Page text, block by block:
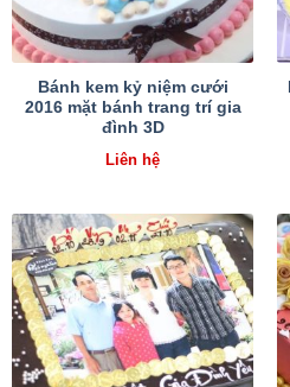
Bánh kem kỷ niệm cưới
2016 mặt bánh trang trí gia
đình 3D
Liên hệ